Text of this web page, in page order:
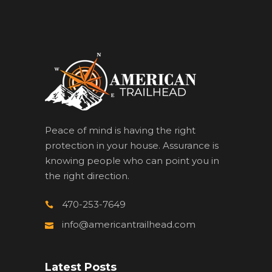
Peace of mind is having the right
protection in your house. Assurance is
knowing people who can point you in
the right direction.
470-253-7649
info@americantrailhead.com
Latest Posts